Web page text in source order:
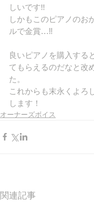
しいです!!
しかもこのピアノのお
ルで金賞…‼
良いピアノを購入する
てもらえるのだなと改
た。
これからも末永くよろ
します！
オーナーズボイス
関連記事